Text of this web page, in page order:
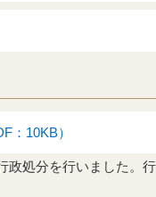
：10KB）
処分を行いました。